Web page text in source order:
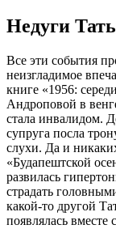
Недуги
Все эти события
неизгладимое
книге «1956:
Андроповой в
стала инвалидом.
супруга посла
слухи. Да и
«Будапештской
развилась
страдать
какой-то другой
появлялась вместе